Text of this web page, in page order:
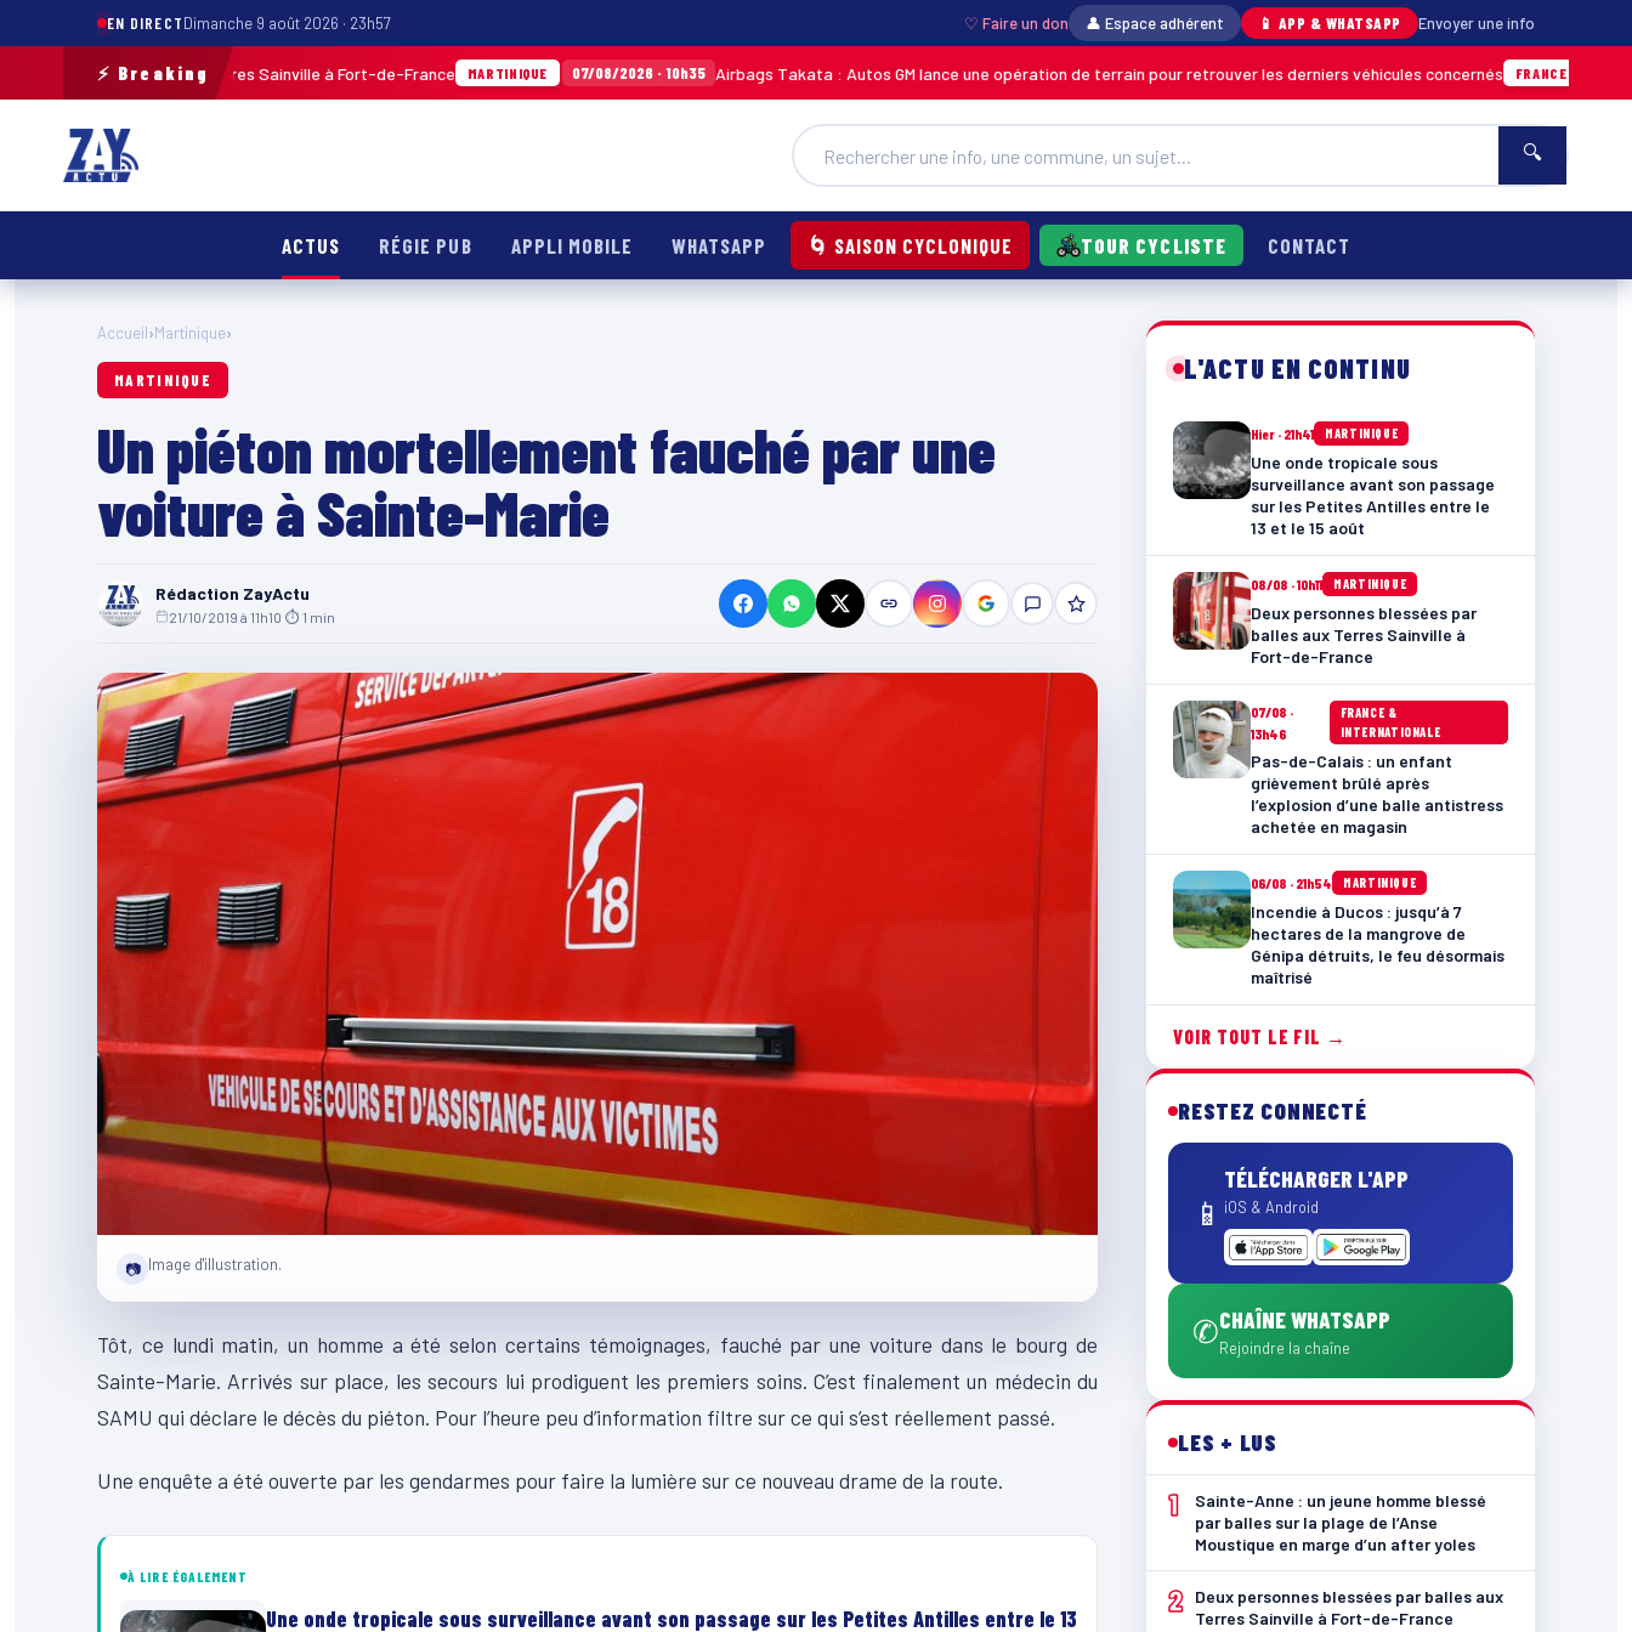
EN DIRECTDimanche 9 août 2026 · 23h57 ♡ Faire un don 👤 Espace adhérent 📱 APP & WHATSAPP Envoyer une info
⚡ Breaking
par balles aux Terres Sainville à Fort-de-France MARTINIQUE 07/08/2026 · 10h35 Airbags Takata : Autos GM lance une opération de terrain pour retrouver les derniers véhicules concernés FRANCE & INTERNATIONALE
🔍
ACTUS RÉGIE PUB APPLI MOBILE WHATSAPP 🌀 SAISON CYCLONIQUE TOUR CYCLISTE CONTACT
Accueil›Martinique›
MARTINIQUE
Un piéton mortellement fauché par une
voiture à Sainte-Marie
Rédaction ZayActu
21/10/2019 à 11h10 ⏱ 1 min
📷 Image d'illustration.
Tôt, ce lundi matin, un homme a été selon certains témoignages, fauché par une voiture dans le bourg de
Sainte-Marie. Arrivés sur place, les secours lui prodiguent les premiers soins. C’est finalement un médecin du
SAMU qui déclare le décès du piéton. Pour l’heure peu d’information filtre sur ce qui s’est réellement passé.
Une enquête a été ouverte par les gendarmes pour faire la lumière sur ce nouveau drame de la route.
À LIRE ÉGALEMENT
Une onde tropicale sous surveillance avant son passage sur les Petites Antilles entre le 13
L'ACTU EN CONTINU
Hier · 21h41 MARTINIQUE
Une onde tropicale sous
surveillance avant son passage
sur les Petites Antilles entre le
13 et le 15 août
08/08 · 10h11 MARTINIQUE
Deux personnes blessées par
balles aux Terres Sainville à
Fort-de-France
07/08 ·
13h46
FRANCE &
INTERNATIONALE
Pas-de-Calais : un enfant
grièvement brûlé après
l’explosion d’une balle antistress
achetée en magasin
06/08 · 21h54 MARTINIQUE
Incendie à Ducos : jusqu’à 7
hectares de la mangrove de
Génipa détruits, le feu désormais
maîtrisé
VOIR TOUT LE FIL →
RESTEZ CONNECTÉ
📱
TÉLÉCHARGER L'APP
iOS & Android
✆CHAÎNE WHATSAPP
Rejoindre la chaîne
LES + LUS
1
Sainte-Anne : un jeune homme blessé
par balles sur la plage de l’Anse
Moustique en marge d’un after yoles
2
Deux personnes blessées par balles aux
Terres Sainville à Fort-de-France